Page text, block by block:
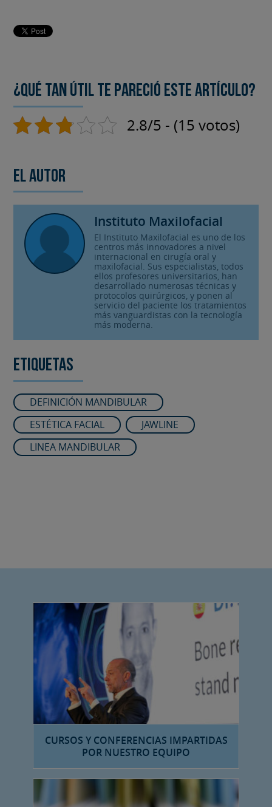
¿Qué tan útil te pareció este artículo?
2.8/5 - (15 votos)
El autor
Instituto Maxilofacial
El Instituto Maxilofacial es uno de los
centros más innovadores a nivel
internacional en cirugía oral y
maxilofacial. Sus especialistas, todos
ellos profesores universitarios, han
desarrollado numerosas técnicas y
protocolos quirúrgicos, y ponen al
servicio del paciente los tratamientos
más vanguardistas con la tecnología
más moderna.
Etiquetas
DEFINICIÓN MANDIBULAR
ESTÉTICA FACIAL
JAWLINE
LINEA MANDIBULAR
CURSOS Y CONFERENCIAS IMPARTIDAS
POR NUESTRO EQUIPO